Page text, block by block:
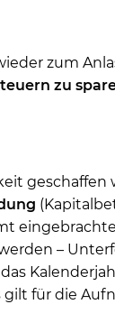
zum
zu
geschaffen
–
gilt für die